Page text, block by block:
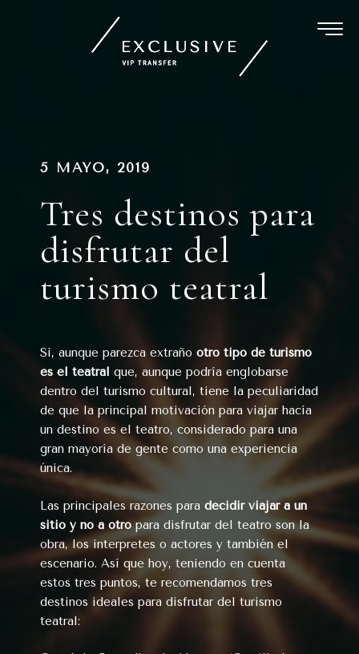
5 MAYO, 2019
Tres destinos para
disfrutar del
turismo teatral
Sí, aunque parezca extraño otro tipo de turismo
es el teatral que, aunque podría englobarse
dentro del turismo cultural, tiene la peculiaridad
de que la principal motivación para viajar hacía
un destino es el teatro, considerado para una
gran mayoría de gente como una experiencia
única.
Las principales razones para decidir viajar a un
sitio y no a otropara disfrutar del teatro son la
obra, los interpretes o actores y también el
escenario. Así que hoy, teniendo en cuenta
estos tres puntos, te recomendamos tres
destinos ideales para disfrutar del turismo
teatral:
Navegación
entradas